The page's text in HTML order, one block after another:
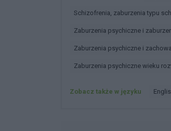
Schizofrenia, zaburzenia typu
Zaburzenia psychiczne i
Zaburzenia psychiczne i
Zaburzenia psychiczne wieku
Zobacz także w języku